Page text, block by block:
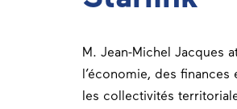
M. Jean-Michel Jacques
l’économie, des
les collectivités